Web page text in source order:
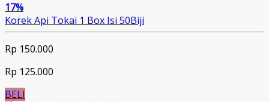
17%
Korek Api Tokai 1 Box Isi 50Biji
Rp 150.000
Rp 125.000
BELI